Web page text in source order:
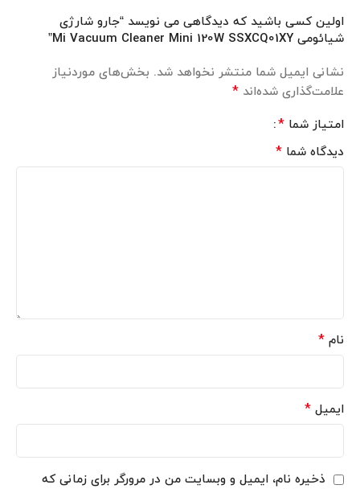
اولین کسی باشید که دیدگاهی می نویسد “جارو شارژی
شیائومی Mi Vacuum Cleaner Mini 120W SSXCQ01XY”
نشانی ایمیل شما منتشر نخواهد شد. بخش‌های موردنیاز
علامت‌گذاری شده‌اند *
امتیاز شما *
دیدگاه شما *
نام *
ایمیل *
ذخیره نام، ایمیل و وبسایت من در مرورگر برای زمانی که